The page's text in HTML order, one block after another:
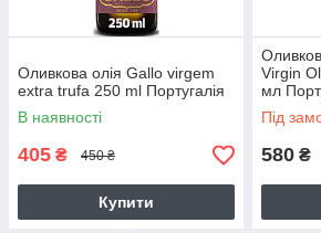
Оливкова олія Gallo virgem
extra trufa 250 ml Португалія
В наявності
405 ₴ 450 ₴
Купити
Virgin
мл
Під
580 ₴